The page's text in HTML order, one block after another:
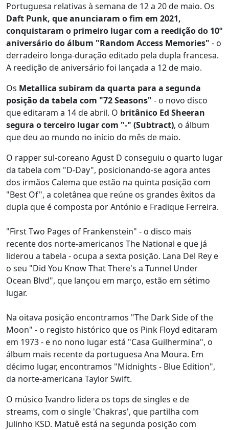
Portuguesa relativas à semana de 12 a 20 de maio. Os
Daft Punk, que anunciaram o fim em 2021,
conquistaram o primeiro lugar com a reedição do 10º
aniversário do álbum "Random Access Memories" - o
derradeiro longa-duração editado pela dupla francesa.
A reedição de aniversário foi lançada a 12 de maio.
Os Metallica subiram da quarta para a segunda
posição da tabela com "72 Seasons" - o novo disco
que editaram a 14 de abril. O britânico Ed Sheeran
segura o terceiro lugar com "-" (Subtract), o álbum
que deu ao mundo no início do mês de maio.
O rapper sul-coreano Agust D conseguiu o quarto lugar
da tabela com "D-Day", posicionando-se agora antes
dos irmãos Calema que estão na quinta posição com
"Best Of", a coletânea que reúne os grandes êxitos da
dupla que é composta por António e Fradique Ferreira.
"First Two Pages of Frankenstein" - o disco mais
recente dos norte-americanos The National e que já
liderou a tabela - ocupa a sexta posição. Lana Del Rey e
o seu "Did You Know That There's a Tunnel Under
Ocean Blvd", que lançou em março, estão em sétimo
lugar.
Na oitava posição encontramos "The Dark Side of the
Moon" - o registo histórico que os Pink Floyd editaram
em 1973 - e no nono lugar está "Casa Guilhermina", o
álbum mais recente da portuguesa Ana Moura. Em
décimo lugar, encontramos "Midnights - Blue Edition",
da norte-americana Taylor Swift.
O músico Ivandro lidera os tops de singles e de
streams, com o single 'Chakras', que partilha com
Julinho KSD. Matuê está na segunda posição com